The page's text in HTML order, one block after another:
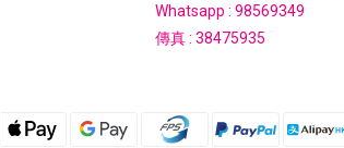
Whatsapp : 98569349
傳真 : 38475935